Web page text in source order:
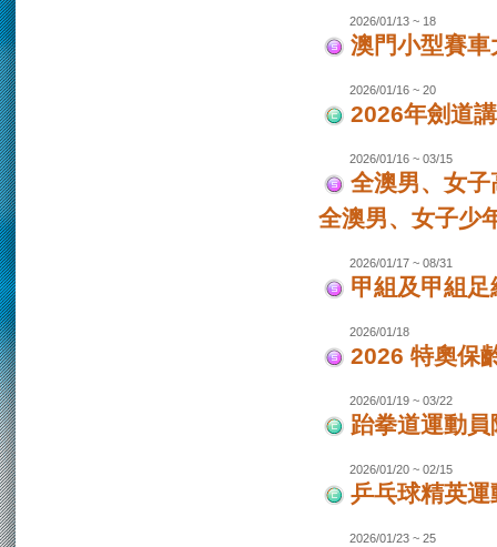
2026/01/13 ~ 18
澳門小型賽
2026/01/16 ~ 20
2026年劍道
2026/01/16 ~ 03/15
全澳男、女
全澳男、女子少
2026/01/17 ~ 08/31
甲組及甲組
2026/01/18
2026 特奧保
2026/01/19 ~ 03/22
跆拳道運動
2026/01/20 ~ 02/15
乒乓球精英
2026/01/23 ~ 25